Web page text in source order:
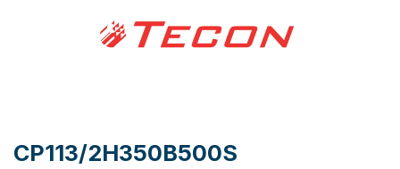
CP113/2H350B500S